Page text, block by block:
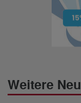
Weitere